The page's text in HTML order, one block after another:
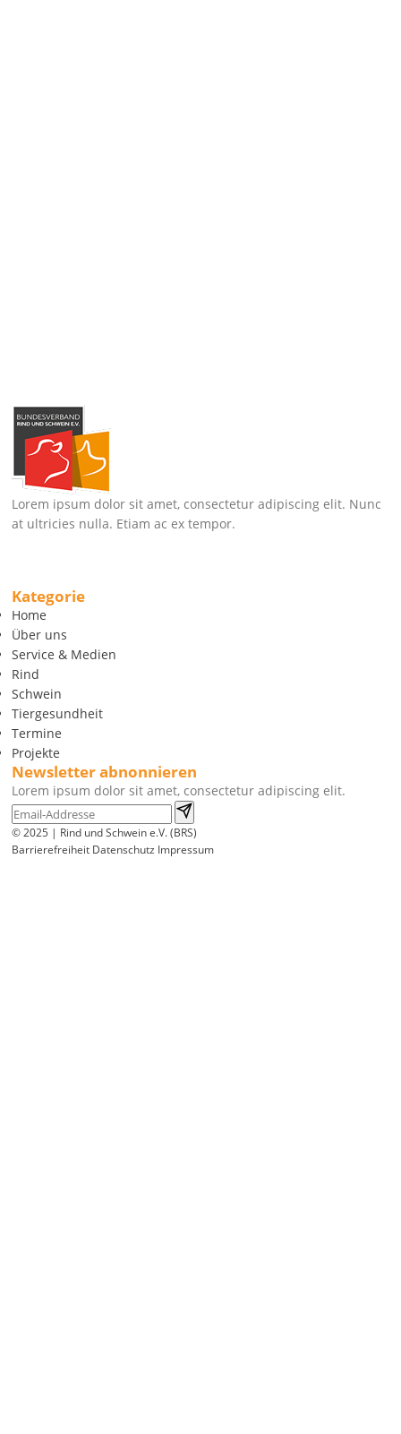
Lorem ipsum dolor sit amet, consectetur adipiscing elit. Nunc
at ultricies nulla. Etiam ac ex tempor.
Kategorie
Home
Über uns
Service & Medien
Rind
Schwein
Tiergesundheit
Termine
Projekte
Newsletter abnonnieren
Lorem ipsum dolor sit amet, consectetur adipiscing elit.
© 2025 | Rind und Schwein e.V. (BRS)
Barrierefreiheit Datenschutz Impressum